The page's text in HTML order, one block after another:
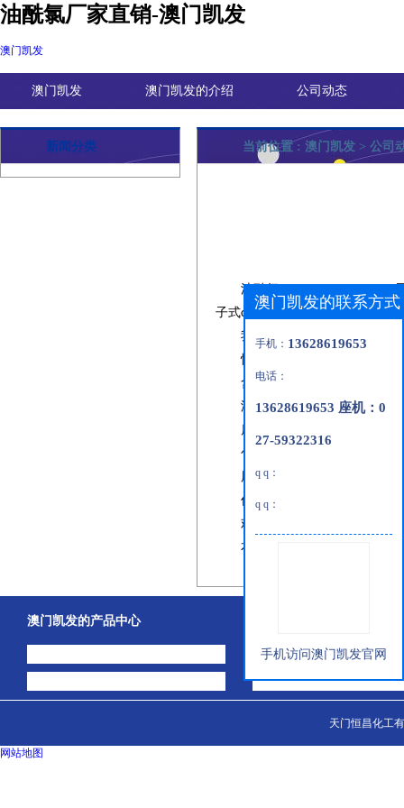
油酰氯厂家直销-澳门凯发
澳门凯发
澳门凯发 澳门凯发的介绍 公司动态
新闻分类 当前位置 : 澳门凯发 > 公司
油酰氯
子式c18h33clo，分子量300.91。
我司作为油酰氯生产厂家，
性状：无色或淡黄色透明油
含量： ≥
游离氯：≤2.0%
质量标准：符合
包装：
用途：主要用于生产净洗剂
价格：面议
欢迎广大用户前来我司洽谈
本文来自于天门恒昌化工有
澳门凯发的联系方式
手机： 13628619653
电话：
13628619653 座机：0
27-59322316
q q：
q q：
手机访问澳门凯发官网
澳门凯发的产品中心
澳门凯发的简介
公司动态
天门恒昌化工
网站地图